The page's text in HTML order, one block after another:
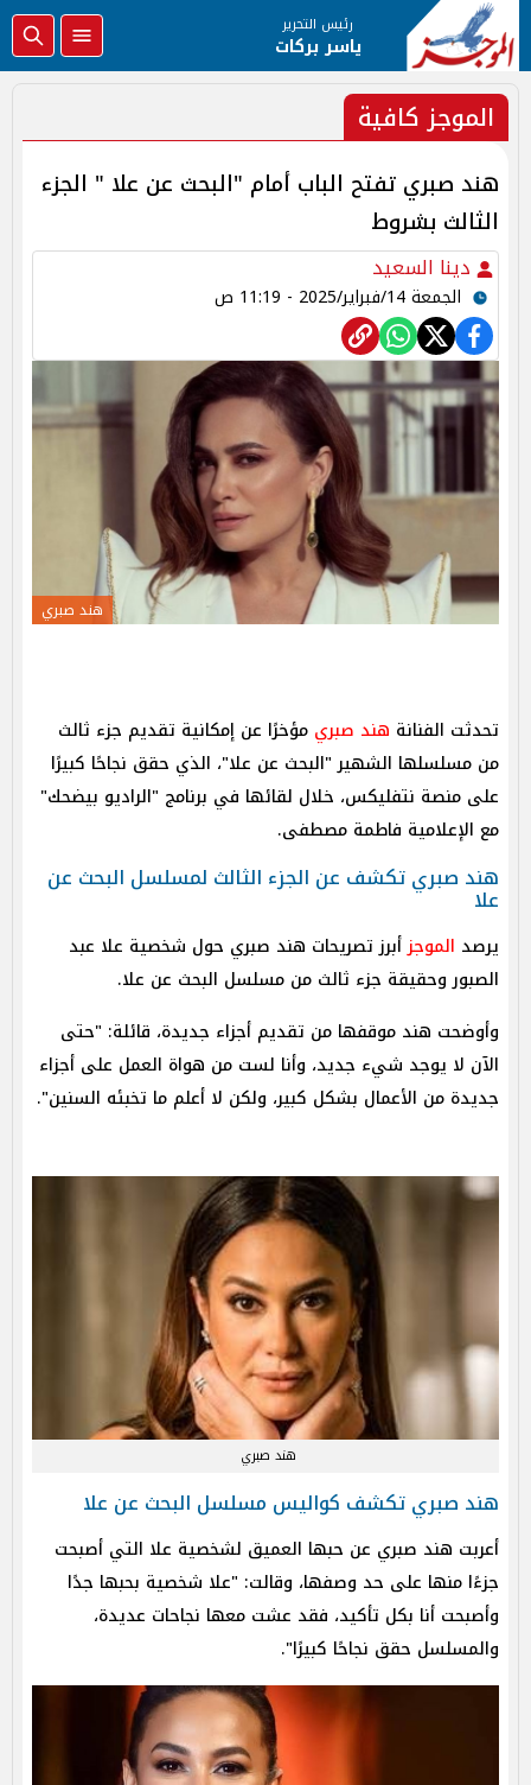
رئيس التحرير
ياسر بركات
الموجز كافية
هند صبري تفتح الباب أمام "البحث عن علا " الجزء
الثالث بشروط
دينا السعيد
الجمعة 14/فبراير/2025 - 11:19 ص
هند صبري
تحدثت الفنانة هند صبري مؤخرًا عن إمكانية تقديم جزء ثالث
من مسلسلها الشهير "البحث عن علا"، الذي حقق نجاحًا كبيرًا
على منصة نتفليكس، خلال لقائها في برنامج "الراديو بيضحك"
مع الإعلامية فاطمة مصطفى.
هند صبري تكشف عن الجزء الثالث لمسلسل البحث عن
علا
يرصد الموجزأبرز تصريحات هند صبري حول شخصية علا عبد
الصبور وحقيقة جزء ثالث من مسلسل البحث عن علا.
وأوضحت هند موقفها من تقديم أجزاء جديدة، قائلة: "حتى
الآن لا يوجد شيء جديد، وأنا لست من هواة العمل على أجزاء
جديدة من الأعمال بشكل كبير، ولكن لا أعلم ما تخبئه السنين".
هند صبري
هند صبري تكشف كواليس مسلسل البحث عن علا
أعربت هند صبري عن حبها العميق لشخصية علا التي أصبحت
جزءًا منها على حد وصفها، وقالت: "علا شخصية بحبها جدًا
وأصبحت أنا بكل تأكيد، فقد عشت معها نجاحات عديدة،
والمسلسل حقق نجاحًا كبيرًا".